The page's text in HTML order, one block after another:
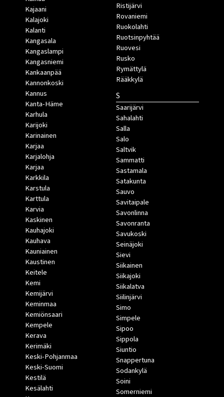
Kajaani
Kalajoki
Kalanti
Kangasala
Kangaslampi
Kangasniemi
Kankaanpää
Kannonkoski
Kannus
Kanta-Häme
Karhula
Karijoki
Karinainen
Karjaa
Karjalohja
Karjaa
Karkkila
Karstula
Karttula
Karvia
Kaskinen
Kauhajoki
Kauhava
Kauniainen
Kaustinen
Keitele
Kemi
Kemijärvi
Keminmaa
Kemiönsaari
Kempele
Kerava
Kerimäki
Keski-Pohjanmaa
Keski-Suomi
Kestilä
Kesälahti
Ristijärvi
Rovaniemi
Ruokolahti
Ruotsinpyhtää
Ruovesi
Rusko
Rymättylä
Rääkkylä
S
Saarijärvi
Sahalahti
Salla
Salo
Saltvik
Sammatti
Sastamala
Satakunta
Sauvo
Savitaipale
Savonlinna
Savonranta
Savukoski
Seinäjoki
Sievi
Siikainen
Siikajoki
Siikalatva
Siilinjärvi
Simo
Simpele
Sipoo
Sippola
Siuntio
Snappertuna
Sodankylä
Soini
Somerniemi